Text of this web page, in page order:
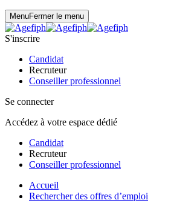
MenuFermer le menu
S'inscrire
Candidat
Recruteur
Conseiller professionnel
Se connecter
Accédez à votre espace dédié
Candidat
Recruteur
Conseiller professionnel
Accueil
Rechercher des offres d’emploi